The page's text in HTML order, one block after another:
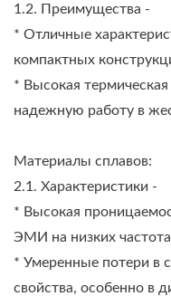
1.2. Преимущества -
* Отличные
компактных
* Высокая
надежную работу в
Материалы сплавов:
2.1. Характеристики -
* Высокая
ЭМИ на низких
* Умеренные потери в
свойства, особенно в